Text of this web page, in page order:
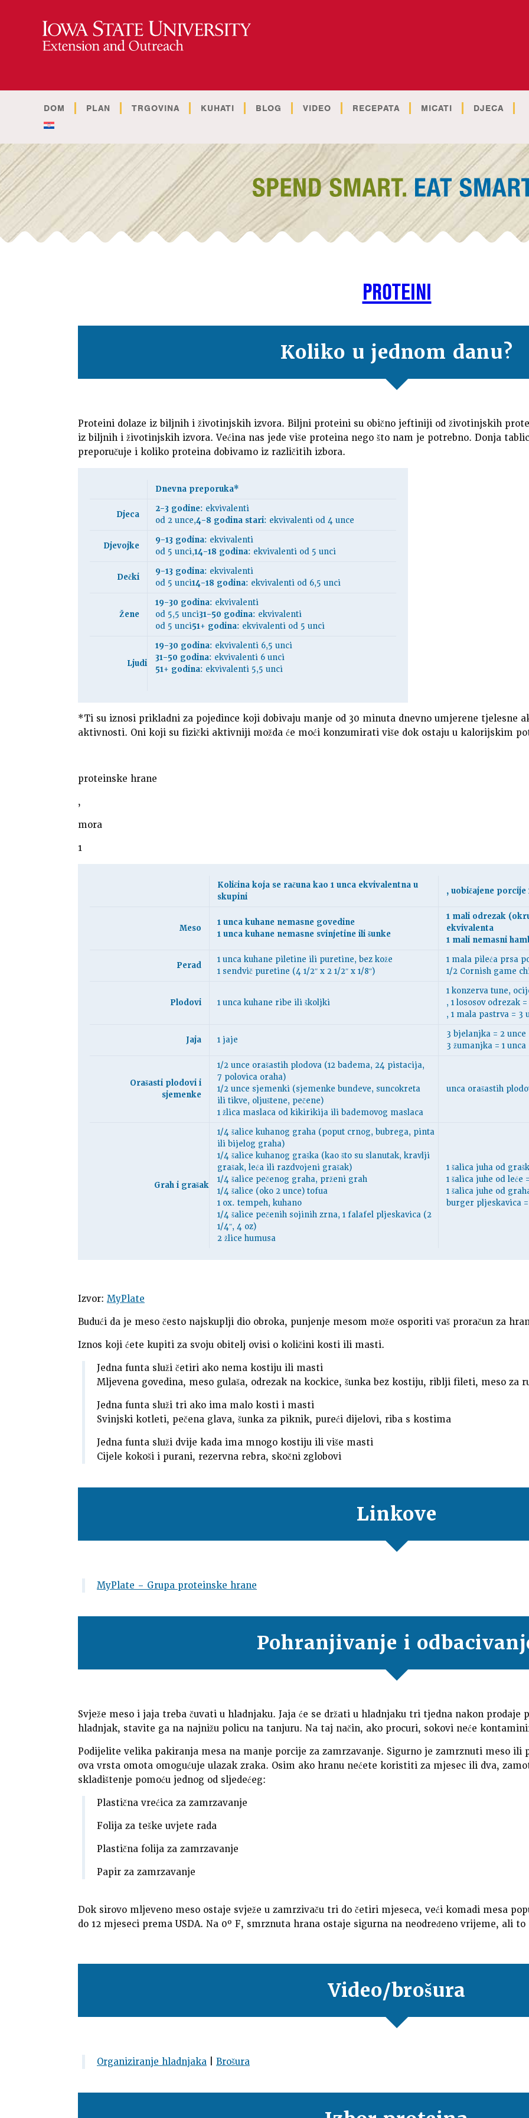
DOM PLAN TRGOVINA KUHATI BLOG VIDEO RECEPATA MICATI DJECA
PROTEINI
Koliko u jednom danu?
Proteini dolaze iz biljnih i životinjskih izvora. Biljni proteini su obično jeftiniji od životinjskih
iz biljnih i životinjskih izvora. Većina nas jede više proteina nego što nam je potrebno. Donja
preporučuje i koliko proteina dobivamo iz različitih izbora.
Dnevna preporuka*
Djeca
2-3 godine: ekvivalenti
od 2 unce,4-8 godina stari: ekvivalenti od 4 unce
Djevojke
9-13 godina: ekvivalenti
od 5 unci,14-18 godina: ekvivalenti od 5 unci
Dečki
9-13 godina: ekvivalenti
od 5 unci14-18 godina: ekvivalenti od 6,5 unci
Žene
19-30 godina: ekvivalenti
od 5,5 unci31-50 godina: ekvivalenti
od 5 unci51+ godina: ekvivalenti od 5 unci
Ljudi
19-30 godina: ekvivalenti 6,5 unci
31-50 godina: ekvivalenti 6 unci
51+ godina: ekvivalenti 5,5 unci
*Ti su iznosi prikladni za pojedince koji dobivaju manje od 30 minuta dnevno umjerene tjelesne
aktivnosti. Oni koji su fizički aktivniji možda će moći konzumirati više dok ostaju u kalorijskim
proteinske hrane
,
mora
1
Količina koja se računa kao 1 unca ekvivalentna u
skupini
, uobičajene
Meso
1 unca kuhane nemasne govedine
1 unca kuhane nemasne svinjetine ili šunke
1 mali odrezak
ekvivalenta
1 mali nemasni
Perad
1 unca kuhane piletine ili puretine, bez kože
1 sendvič puretine (4 1/2″ x 2 1/2″ x 1/8″)
1 mala pileća prsa
1/2 Cornish game
Plodovi 1 unca kuhane ribe ili školjki
1 konzerva tune,
, 1 lososov odrezak
, 1 mala pastrva = 3
Jaja 1 jaje
3 bjelanjka = 2
3 žumanjka = 1
Orašasti plodovi i
sjemenke
1/2 unce orašastih plodova (12 badema, 24 pistacija,
7 polovica oraha)
1/2 unce sjemenki (sjemenke bundeve, suncokreta
ili tikve, oljuštene, pečene)
1 žlica maslaca od kikirikija ili bademovog maslaca
unca orašastih
Grah i grašak
1/4 šalice kuhanog graha (poput crnog, bubrega, pinta
ili bijelog graha)
1/4 šalice kuhanog graška (kao što su slanutak, kravlji
grašak, leća ili razdvojeni grašak)
1/4 šalice pečenog graha, prženi grah
1/4 šalice (oko 2 unce) tofua
1 ox. tempeh, kuhano
1/4 šalice pečenih sojinih zrna, 1 falafel pljeskavica (2
1/4″, 4 oz)
2 žlice humusa
1 šalica juha od
1 šalica juhe od leće
1 šalica juhe od
burger pljeskavica
Izvor: MyPlate
Budući da je meso često najskuplji dio obroka, punjenje mesom može osporiti vaš proračun za
Iznos koji ćete kupiti za svoju obitelj ovisi o količini kosti ili masti.
Jedna funta služi četiri ako nema kostiju ili masti
Mljevena govedina, meso gulaša, odrezak na kockice, šunka bez kostiju, riblji fileti, meso za
Jedna funta služi tri ako ima malo kosti i masti
Svinjski kotleti, pečena glava, šunka za piknik, pureći dijelovi, riba s kostima
Jedna funta služi dvije kada ima mnogo kostiju ili više masti
Cijele kokoši i purani, rezervna rebra, skočni zglobovi
Linkove
MyPlate – Grupa proteinske hrane
Pohranjivanje i
Svježe meso i jaja treba čuvati u hladnjaku. Jaja će se držati u hladnjaku tri tjedna nakon prodaje
hladnjak, stavite ga na najnižu policu na tanjuru. Na taj način, ako procuri, sokovi neće
Podijelite velika pakiranja mesa na manje porcije za zamrzavanje. Sigurno je zamrznuti meso ili
ova vrsta omota omogućuje ulazak zraka. Osim ako hranu nećete koristiti za mjesec ili dva,
skladištenje pomoću jednog od sljedećeg:
Plastična vrećica za zamrzavanje
Folija za teške uvjete rada
Plastična folija za zamrzavanje
Papir za zamrzavanje
Dok sirovo mljeveno meso ostaje svježe u zamrzivaču tri do četiri mjeseca, veći komadi mesa
do 12 mjeseci prema USDA. Na 0º F, smrznuta hrana ostaje sigurna na neodređeno vrijeme, ali
Video/brošura
Organiziranje hladnjaka Brošura